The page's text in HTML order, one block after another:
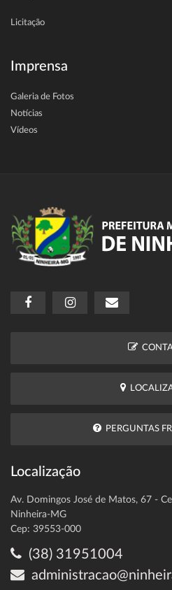
Licitação
Imprensa
Galeria de Fotos
Notícias
Vídeos
PERGUNTAS
Localização
Av. Domingos José de Matos, 67 -
Ninheira-MG
Cep: 39553-000
(38) 31951004